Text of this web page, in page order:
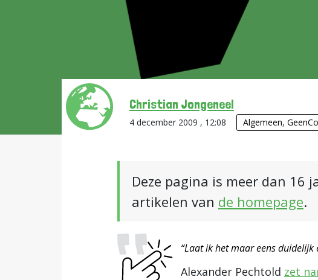
Christian Jongeneel
4 december 2009 , 12:08 Algemeen,
Deze pagina is meer dan 16
artikelen van de homepage.
“Laat ik het maar eens duidelijk
Alexander Pechtold zet